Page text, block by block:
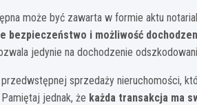
może być zawarta w formie aktu
bezpieczeństwo i możliwość
jedynie na dochodzenie
sprzedaży nieruchomości,
jednak, że każda transakcja ma